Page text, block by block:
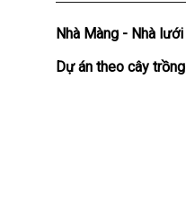
Nhà Màng - Nhà lưới
Dự án theo cây trồng